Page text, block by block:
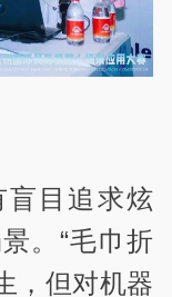
目追求炫
。“毛巾折
，但对机器